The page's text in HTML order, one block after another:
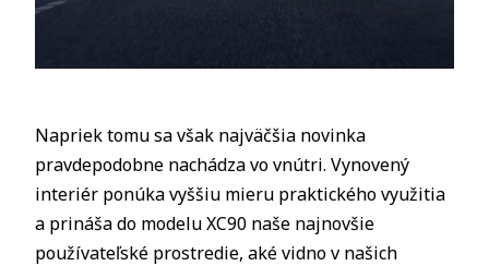
Napriek tomu sa však najväčšia novinka
pravdepodobne nachádza vo vnútri. Vynovený
interiér ponúka vyššiu mieru praktického využitia
a prináša do modelu XC90 naše najnovšie
používateľské prostredie, aké vidno v našich